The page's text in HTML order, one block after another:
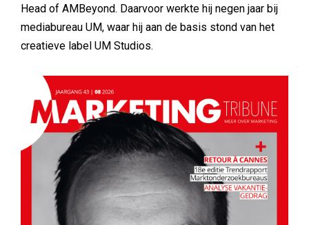
Head of AMBeyond. Daarvoor werkte hij negen jaar bij
mediabureau UM, waar hij aan de basis stond van het
creatieve label UM Studios.